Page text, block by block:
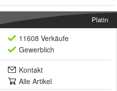
Platin
11608 Verkäufe
Gewerblich
Kontakt
Alle Artikel